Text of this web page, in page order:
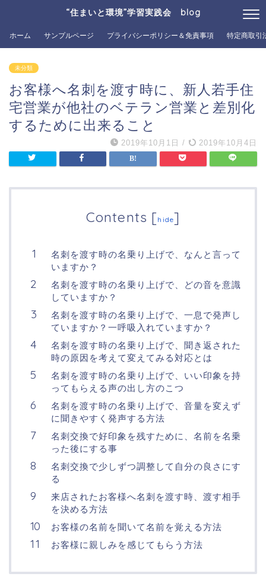
“住まいと環境”学習実践会 blog
ホーム サンプルページ プライバシーポリシー＆免責事項 特定商取引
未分類
お客様へ名刺を渡す時に、新人若手住
宅営業が他社のベテラン営業と差別化
するために出来ること
2019年10月1日 / 2019年10月4日
Contents [hide]
名刺を渡す時の名乗り上げで、なんと言って
いますか？
名刺を渡す時の名乗り上げで、どの音を意識
していますか？
名刺を渡す時の名乗り上げで、一息で発声し
ていますか？一呼吸入れていますか？
名刺を渡す時の名乗り上げで、聞き返された
時の原因を考えて変えてみる対応とは
名刺を渡す時の名乗り上げで、いい印象を持
ってもらえる声の出し方のこつ
名刺を渡す時の名乗り上げで、音量を変えず
に聞きやすく発声する方法
名刺交換で好印象を残すために、名前を名乗
った後にする事
名刺交換で少しずつ調整して自分の良さにす
る
来店されたお客様へ名刺を渡す時、渡す相手
を決める方法
お客様の名前を聞いて名前を覚える方法
お客様に親しみを感じてもらう方法